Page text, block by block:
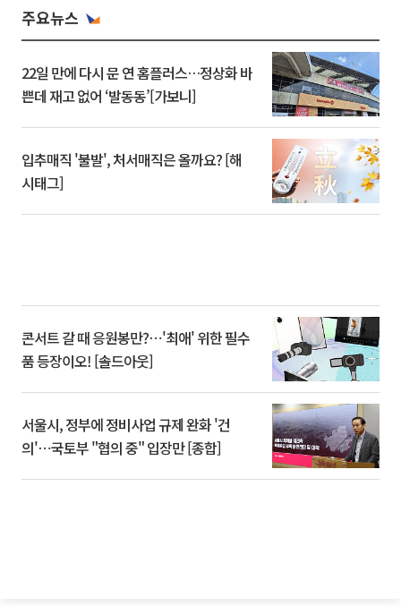
주요뉴스
22일 만에 다시 문 연 홈플러스…정상화 바
쁜데 재고 없어 ‘발동동’[가보니]
입추매직 '불발', 처서매직은 올까요? [해
시태그]
콘서트 갈 때 응원봉만?⋯'최애' 위한 필수
품 등장이오! [솔드아웃]
서울시, 정부에 정비사업 규제 완화 '건
의'⋯국토부 "협의 중" 입장만 [종합]